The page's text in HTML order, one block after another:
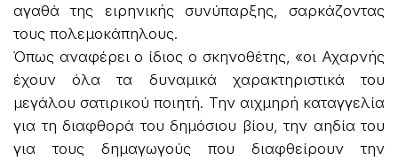
αγαθά της ειρηνικής συνύπαρξης, σαρκάζοντας
τους πολεμοκάπηλους.
Όπως αναφέρει ο ίδιος ο σκηνοθέτης, «οι Αχαρνής
έχουν όλα τα δυναμικά χαρακτηριστικά του
μεγάλου σατιρικού ποιητή. Την αιχμηρή καταγγελία
για τη διαφθορά του δημόσιου βίου, την αηδία του
για τους δημαγωγούς που διαφθείρουν την